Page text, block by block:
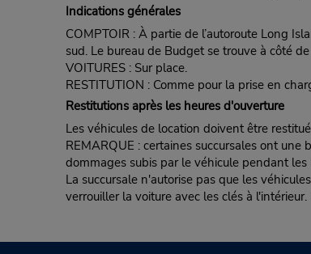
Indications générales
COMPTOIR : À partie de l’autoroute Long
sud. Le bureau de Budget se trouve à côté
VOITURES : Sur place.
RESTITUTION : Comme pour la prise en
Restitutions après les heures d'ouverture
Les véhicules de location doivent être
REMARQUE : certaines succursales ont
dommages subis par le véhicule pendant
La succursale n'autorise pas que les
verrouiller la voiture avec les clés à